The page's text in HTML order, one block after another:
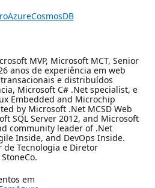
MVP, Microsoft MCT, Senior
anos de experiência em web
e distribuídos
Microsoft C# .Net specialist, e
Embedded and Microchip
by Microsoft .Net MCSD Web
SQL Server 2012, and Microsoft
community leader of .Net
Inside, and DevOps Inside.
Tecnologia e Diretor
em